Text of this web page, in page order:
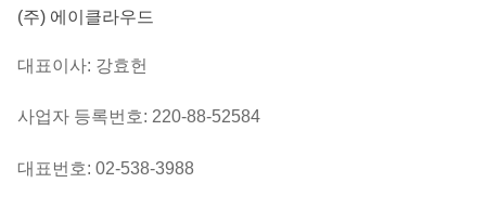
(주) 에이클라우드
대표이사: 강효헌
사업자 등록번호: 220-88-52584
대표번호: 02-538-3988